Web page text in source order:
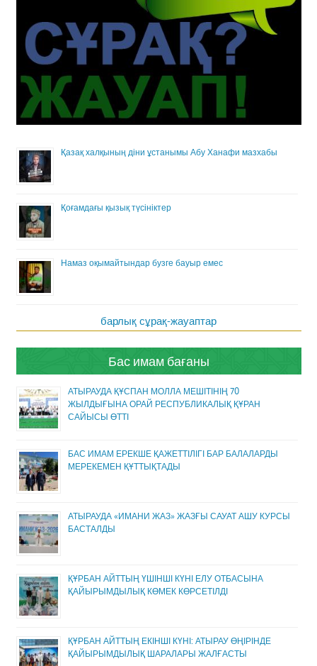
Қазақ халқының діни ұстанымы Абу Ханафи мазхабы
Қоғамдағы қызық түсініктер
Намаз оқымайтындар бузге бауыр емес
барлық сұрақ-жауаптар
Бас имам бағаны
АТЫРАУДА ҚҰСПАН МОЛЛА МЕШІТІНІҢ 70
ЖЫЛДЫҒЫНА ОРАЙ РЕСПУБЛИКАЛЫҚ ҚҰРАН
САЙЫСЫ ӨТТІ
БАС ИМАМ ЕРЕКШЕ ҚАЖЕТТІЛІГІ БАР БАЛАЛАРДЫ
МЕРЕКЕМЕН ҚҰТТЫҚТАДЫ
АТЫРАУДА «ИМАНИ ЖАЗ» ЖАЗҒЫ САУАТ АШУ КУРСЫ
БАСТАЛДЫ
ҚҰРБАН АЙТТЫҢ ҮШІНШІ КҮНІ ЕЛУ ОТБАСЫНА
ҚАЙЫРЫМДЫЛЫҚ КӨМЕК КӨРСЕТІЛДІ
ҚҰРБАН АЙТТЫҢ ЕКІНШІ КҮНІ: АТЫРАУ ӨҢІРІНДЕ
ҚАЙЫРЫМДЫЛЫҚ ШАРАЛАРЫ ЖАЛҒАСТЫ